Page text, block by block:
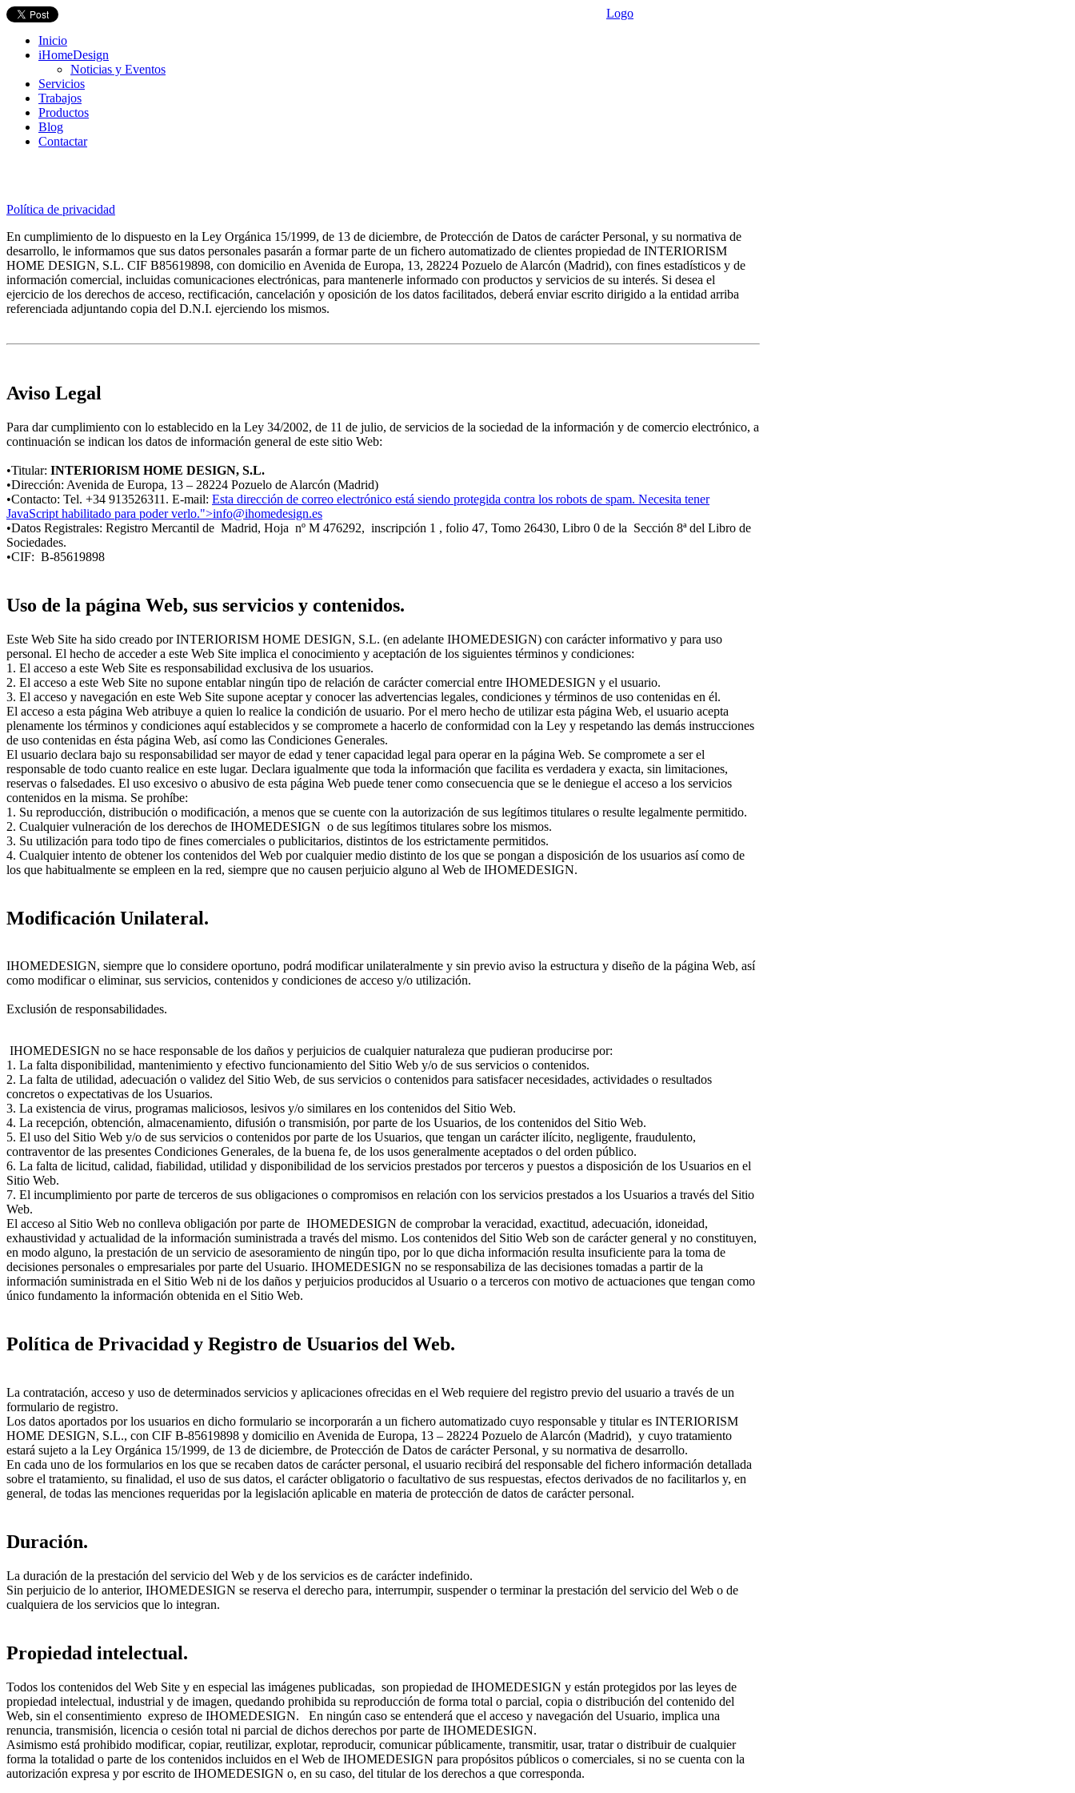
Logo
Inicio
iHomeDesign
Noticias y Eventos
Servicios
Trabajos
Productos
Blog
Contactar
Política de privacidad
En cumplimiento de lo dispuesto en la Ley Orgánica 15/1999, de 13 de diciembre, de Protección de Datos de carácter Personal, y su normativa de
desarrollo, le informamos que sus datos personales pasarán a formar parte de un fichero automatizado de clientes propiedad de INTERIORISM
HOME DESIGN, S.L. CIF B85619898, con domicilio en Avenida de Europa, 13, 28224 Pozuelo de Alarcón (Madrid), con fines estadísticos y de
información comercial, incluidas comunicaciones electrónicas, para mantenerle informado con productos y servicios de su interés. Si desea el
ejercicio de los derechos de acceso, rectificación, cancelación y oposición de los datos facilitados, deberá enviar escrito dirigido a la entidad arriba
referenciada adjuntando copia del D.N.I. ejerciendo los mismos.
Aviso Legal
Para dar cumplimiento con lo establecido en la Ley 34/2002, de 11 de julio, de servicios de la sociedad de la información y de comercio electrónico, a
continuación se indican los datos de información general de este sitio Web:
•Titular: INTERIORISM HOME DESIGN, S.L.
•Dirección: Avenida de Europa, 13 – 28224 Pozuelo de Alarcón (Madrid)
•Contacto: Tel. +34 913526311. E-mail: Esta dirección de correo electrónico está siendo protegida contra los robots de spam. Necesita tener
JavaScript habilitado para poder verlo.">info@ihomedesign.es
•Datos Registrales: Registro Mercantil de Madrid, Hoja nº M 476292, inscripción 1 , folio 47, Tomo 26430, Libro 0 de la Sección 8ª del Libro de
Sociedades.
•CIF: B-85619898
Uso de la página Web, sus servicios y contenidos.
Este Web Site ha sido creado por INTERIORISM HOME DESIGN, S.L. (en adelante IHOMEDESIGN) con carácter informativo y para uso
personal. El hecho de acceder a este Web Site implica el conocimiento y aceptación de los siguientes términos y condiciones:
1. El acceso a este Web Site es responsabilidad exclusiva de los usuarios.
2. El acceso a este Web Site no supone entablar ningún tipo de relación de carácter comercial entre IHOMEDESIGN y el usuario.
3. El acceso y navegación en este Web Site supone aceptar y conocer las advertencias legales, condiciones y términos de uso contenidas en él.
El acceso a esta página Web atribuye a quien lo realice la condición de usuario. Por el mero hecho de utilizar esta página Web, el usuario acepta
plenamente los términos y condiciones aquí establecidos y se compromete a hacerlo de conformidad con la Ley y respetando las demás instrucciones
de uso contenidas en ésta página Web, así como las Condiciones Generales.
El usuario declara bajo su responsabilidad ser mayor de edad y tener capacidad legal para operar en la página Web. Se compromete a ser el
responsable de todo cuanto realice en este lugar. Declara igualmente que toda la información que facilita es verdadera y exacta, sin limitaciones,
reservas o falsedades. El uso excesivo o abusivo de esta página Web puede tener como consecuencia que se le deniegue el acceso a los servicios
contenidos en la misma. Se prohíbe:
1. Su reproducción, distribución o modificación, a menos que se cuente con la autorización de sus legítimos titulares o resulte legalmente permitido.
2. Cualquier vulneración de los derechos de IHOMEDESIGN o de sus legítimos titulares sobre los mismos.
3. Su utilización para todo tipo de fines comerciales o publicitarios, distintos de los estrictamente permitidos.
4. Cualquier intento de obtener los contenidos del Web por cualquier medio distinto de los que se pongan a disposición de los usuarios así como de
los que habitualmente se empleen en la red, siempre que no causen perjuicio alguno al Web de IHOMEDESIGN.
Modificación Unilateral.
IHOMEDESIGN, siempre que lo considere oportuno, podrá modificar unilateralmente y sin previo aviso la estructura y diseño de la página Web, así
como modificar o eliminar, sus servicios, contenidos y condiciones de acceso y/o utilización.
Exclusión de responsabilidades.
IHOMEDESIGN no se hace responsable de los daños y perjuicios de cualquier naturaleza que pudieran producirse por:
1. La falta disponibilidad, mantenimiento y efectivo funcionamiento del Sitio Web y/o de sus servicios o contenidos.
2. La falta de utilidad, adecuación o validez del Sitio Web, de sus servicios o contenidos para satisfacer necesidades, actividades o resultados
concretos o expectativas de los Usuarios.
3. La existencia de virus, programas maliciosos, lesivos y/o similares en los contenidos del Sitio Web.
4. La recepción, obtención, almacenamiento, difusión o transmisión, por parte de los Usuarios, de los contenidos del Sitio Web.
5. El uso del Sitio Web y/o de sus servicios o contenidos por parte de los Usuarios, que tengan un carácter ilícito, negligente, fraudulento,
contraventor de las presentes Condiciones Generales, de la buena fe, de los usos generalmente aceptados o del orden público.
6. La falta de licitud, calidad, fiabilidad, utilidad y disponibilidad de los servicios prestados por terceros y puestos a disposición de los Usuarios en el
Sitio Web.
7. El incumplimiento por parte de terceros de sus obligaciones o compromisos en relación con los servicios prestados a los Usuarios a través del Sitio
Web.
El acceso al Sitio Web no conlleva obligación por parte de IHOMEDESIGN de comprobar la veracidad, exactitud, adecuación, idoneidad,
exhaustividad y actualidad de la información suministrada a través del mismo. Los contenidos del Sitio Web son de carácter general y no constituyen,
en modo alguno, la prestación de un servicio de asesoramiento de ningún tipo, por lo que dicha información resulta insuficiente para la toma de
decisiones personales o empresariales por parte del Usuario. IHOMEDESIGN no se responsabiliza de las decisiones tomadas a partir de la
información suministrada en el Sitio Web ni de los daños y perjuicios producidos al Usuario o a terceros con motivo de actuaciones que tengan como
único fundamento la información obtenida en el Sitio Web.
Política de Privacidad y Registro de Usuarios del Web.
La contratación, acceso y uso de determinados servicios y aplicaciones ofrecidas en el Web requiere del registro previo del usuario a través de un
formulario de registro.
Los datos aportados por los usuarios en dicho formulario se incorporarán a un fichero automatizado cuyo responsable y titular es INTERIORISM
HOME DESIGN, S.L., con CIF B-85619898 y domicilio en Avenida de Europa, 13 – 28224 Pozuelo de Alarcón (Madrid), y cuyo tratamiento
estará sujeto a la Ley Orgánica 15/1999, de 13 de diciembre, de Protección de Datos de carácter Personal, y su normativa de desarrollo.
En cada uno de los formularios en los que se recaben datos de carácter personal, el usuario recibirá del responsable del fichero información detallada
sobre el tratamiento, su finalidad, el uso de sus datos, el carácter obligatorio o facultativo de sus respuestas, efectos derivados de no facilitarlos y, en
general, de todas las menciones requeridas por la legislación aplicable en materia de protección de datos de carácter personal.
Duración.
La duración de la prestación del servicio del Web y de los servicios es de carácter indefinido.
Sin perjuicio de lo anterior, IHOMEDESIGN se reserva el derecho para, interrumpir, suspender o terminar la prestación del servicio del Web o de
cualquiera de los servicios que lo integran.
Propiedad intelectual.
Todos los contenidos del Web Site y en especial las imágenes publicadas, son propiedad de IHOMEDESIGN y están protegidos por las leyes de
propiedad intelectual, industrial y de imagen, quedando prohibida su reproducción de forma total o parcial, copia o distribución del contenido del
Web, sin el consentimiento expreso de IHOMEDESIGN. En ningún caso se entenderá que el acceso y navegación del Usuario, implica una
renuncia, transmisión, licencia o cesión total ni parcial de dichos derechos por parte de IHOMEDESIGN.
Asimismo está prohibido modificar, copiar, reutilizar, explotar, reproducir, comunicar públicamente, transmitir, usar, tratar o distribuir de cualquier
forma la totalidad o parte de los contenidos incluidos en el Web de IHOMEDESIGN para propósitos públicos o comerciales, si no se cuenta con la
autorización expresa y por escrito de IHOMEDESIGN o, en su caso, del titular de los derechos a que corresponda.